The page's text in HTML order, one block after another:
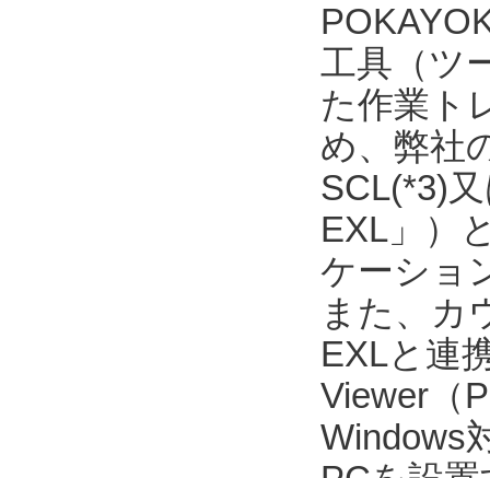
工具（ツ
た作業ト
め、弊社
SCL(*3)
EXL」）
ケーショ
また、カ
EXLと連
Viewer（
Windows